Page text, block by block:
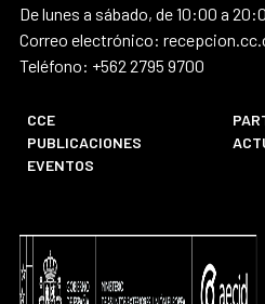
De lunes a sábado, de 10:00 a
Correo electrónico:
Teléfono: +562 2795 9700
CCE
PUBLICACIONES
EVENTOS